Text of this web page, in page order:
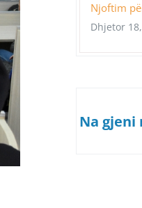
Njoftim
Dhjetor
Na gjeni